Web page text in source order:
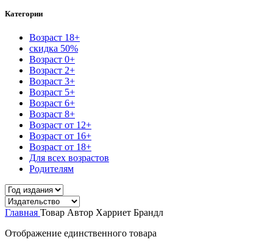
Категории
Возраст 18+
скидка 50%
Возраст 0+
Возраст 2+
Возраст 3+
Возраст 5+
Возраст 6+
Возраст 8+
Возраст от 12+
Возраст от 16+
Возраст от 18+
Для всех возрастов
Родителям
Главная Товар Автор Харриет Брандл
Отображение единственного товара